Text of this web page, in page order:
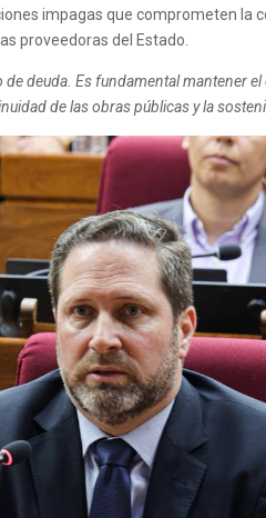
impagas que comprometen la
proveedoras del Estado.
deuda. Es fundamental mantener
de las obras públicas y la